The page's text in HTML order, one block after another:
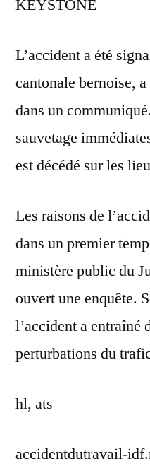
KEYSTONE
L’accident a été
cantonale bernoise,
dans un
sauvetage
est décédé sur les
Les raisons de
dans un premier
ministère public du
ouvert une enquête.
l’accident a entraîné
perturbations du
hl, ats
accidentdutravail-